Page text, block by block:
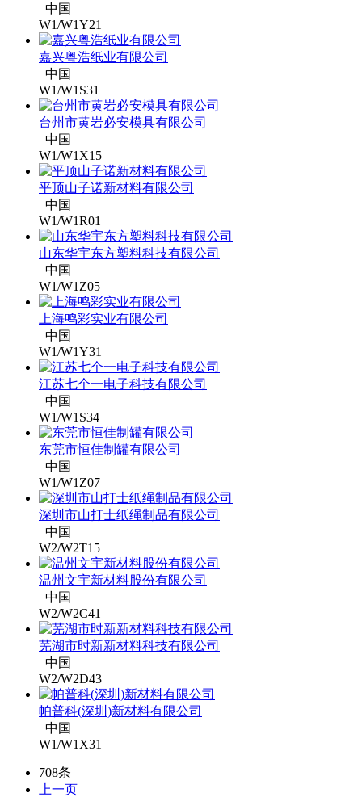
中国
W1/W1Y21
嘉兴粤浩纸业有限公司
中国
W1/W1S31
台州市黄岩必安模具有限公司
中国
W1/W1X15
平顶山子诺新材料有限公司
中国
W1/W1R01
山东华宇东方塑料科技有限公司
中国
W1/W1Z05
上海鸣彩实业有限公司
中国
W1/W1Y31
江苏七个一电子科技有限公司
中国
W1/W1S34
东莞市恒佳制罐有限公司
中国
W1/W1Z07
深圳市山打士纸绳制品有限公司
中国
W2/W2T15
温州文宇新材料股份有限公司
中国
W2/W2C41
芜湖市时新新材料科技有限公司
中国
W2/W2D43
帕普科(深圳)新材料有限公司
中国
W1/W1X31
708条
上一页